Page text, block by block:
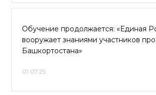
Обучение продолжается: «Единая
вооружает знаниями участников
Башкортостана»
01.07.25